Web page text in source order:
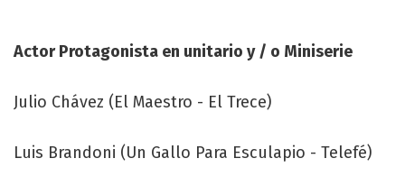
Actor Protagonista en unitario y / o Miniserie
Julio Chávez (El Maestro - El Trece)
Luis Brandoni (Un Gallo Para Esculapio - Telefé)